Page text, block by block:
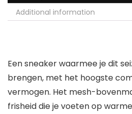
Additional information
Een sneaker waarmee je dit
brengen, met het hoogste
vermogen. Het mesh-
frisheid die je voeten op